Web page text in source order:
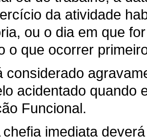
da atividade
ou o dia em que
o que ocorrer
considerado
acidentado quando
Funcional.
chefia imediata